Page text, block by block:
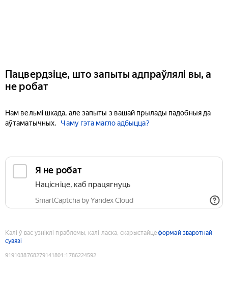
Пацвердзіце, што запыты адпраўлялі вы, а
не робат
Нам вельмі шкада, але запыты з вашай прылады падобныя да
аўтаматычных.
Чаму гэта магло адбыцца?
Я не робат
Націсніце, каб працягнуць
SmartCaptcha by Yandex Cloud
Калі ў вас узніклі праблемы, калі ласка, скарыстайцеформай зваротнай
сувязі
9191038768279141801 :1786224592